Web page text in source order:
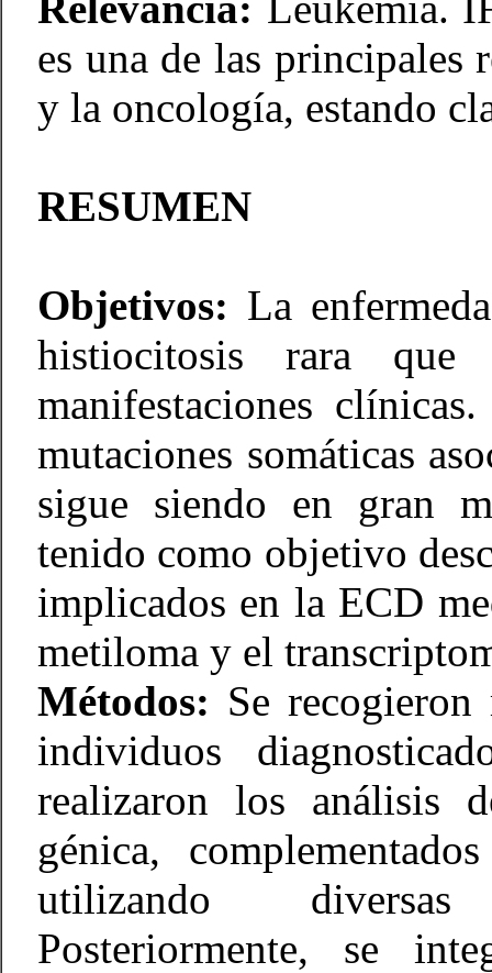
es una de las principales
y la oncología, estando
RESUMEN
Objetivos: La
histiocitosis rara que
manifestaciones
mutaciones somáticas
sigue siendo en gran
tenido como objetivo
implicados en la ECD
metiloma y el
Métodos: Se
individuos
realizaron los análisis
génica,
utilizando diversas
Posteriormente, se